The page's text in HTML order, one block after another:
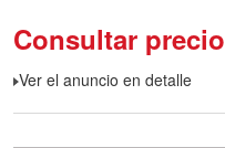
Consultar precio
Ver el anuncio en detalle